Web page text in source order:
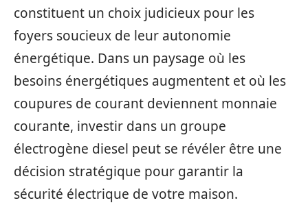
constituent un choix judicieux pour les
foyers soucieux de leur autonomie
énergétique. Dans un paysage où les
besoins énergétiques augmentent et où les
coupures de courant deviennent monnaie
courante, investir dans un groupe
électrogène diesel peut se révéler être une
décision stratégique pour garantir la
sécurité électrique de votre maison.